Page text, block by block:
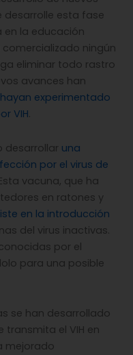
esta fase
en la educación
comercializado ningún
eliminar todo rastro
avances han
experimentado
VIH.
una
por el virus de
vacuna, que ha
en ratones y
en la introducción
del virus inactivas.
por el
para una posible
se han desarrollado
el VIH en
mejorado